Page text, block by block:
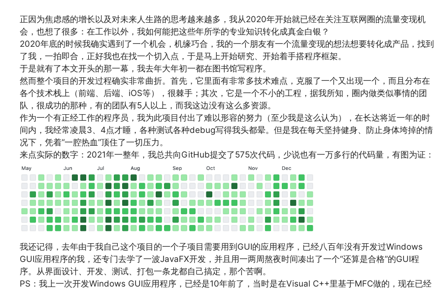
正因为焦虑感的增长以及对未来人生路的思考越来越多，我从2020年开始就已经在关注互联网圈的流量变现机
会，也想了很多：在工作以外，我如何能把这些年所学的专业知识转化成真金白银？
2020年底的时候我确实遇到了一个机会，机缘巧合，我的一个朋友有一个流量变现的想法想要转化成产品，找到
了我，一拍即合，正好我也在找一个切入点，于是马上开始研究、开始着手搭程序框架。
于是就有了本文开头的那一幕，我去年大年初一都在图书馆写程序。
然而整个项目的开发过程确实非常曲折。首先，它里面有非常多技术难点，克服了一个又出现一个，而且分布在
各个技术栈上（前端、后端、iOS等），很棘手；其次，它是一个不小的工程，据我所知，圈内做类似事情的团
队，很成功的那种，有的团队有5人以上，而我这边没有这么多资源。
作为一个有正经工作的程序员，我为此项目付出了难以形容的努力（至少我是这么认为），在长达将近一年的时
间内，我经常凌晨3、4点才睡，各种测试各种debug写得我头都晕。但是我在每天坚持健身、防止身体垮掉的情
况下，凭着“一腔热血”顶住了一切压力。
来点实际的数字：2021年一整年，我总共向GitHub提交了575次代码，少说也有一万多行的代码量，有图为证：
我还记得，去年由于我自己这个项目的一个子项目需要用到GUI的应用程序，已经八百年没有开发过Windows
GUI应用程序的我，还专门去学了一波JavaFX开发，并且用一两周熬夜时间凑出了一个“还算是合格”的GUI程
序。从界面设计、开发、测试、打包一条龙都自己搞定，那个苦啊。
PS：我上一次开发Windows GUI应用程序，已经是10年前了，当时是在Visual C++里基于MFC做的，现在已经